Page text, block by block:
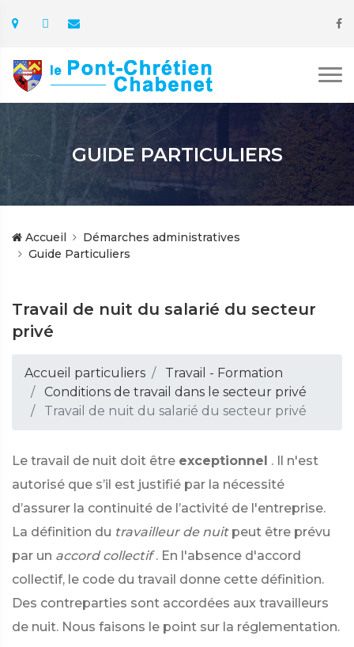
GUIDE PARTICULIERS
Accueil
Démarches administratives
Guide Particuliers
Travail de nuit du salarié du secteur
privé
Accueil particuliers
Travail - Formation
Conditions de travail dans le secteur privé
Travail de nuit du salarié du secteur privé
Le travail de nuit doit être exceptionnel . Il n'est
autorisé que s’il est justifié par la nécessité
d’assurer la continuité de l’activité de l'entreprise.
La définition du travailleur de nuit peut être prévu
par un accord collectif . En l'absence d'accord
collectif, le code du travail donne cette définition.
Des contreparties sont accordées aux travailleurs
de nuit. Nous faisons le point sur la réglementation.